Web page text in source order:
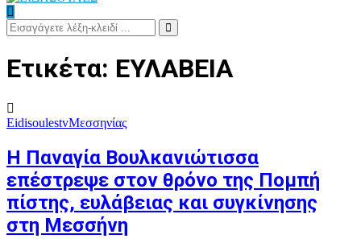
Search
for:
Search
Ετικέτα: ΕΥΛΑΒΕΙΑ
EidisoulestvΜεσσηνίας
Η Παναγία Βουλκανιώτισσα
επέστρεψε στον θρόνο της Πομπή
πίστης, ευλάβειας και συγκίνησης
στη Μεσσήνη